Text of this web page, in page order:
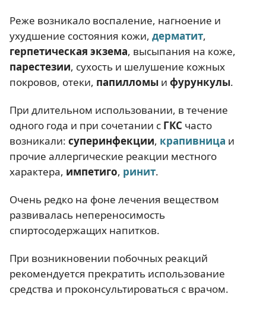
Реже возникало воспаление, нагноение и
ухудшение состояния кожи, дерматит,
герпетическая экзема, высыпания на коже,
парестезии, сухость и шелушение кожных
покровов, отеки, папилломы и фурункулы.
При длительном использовании, в течение
одного года и при сочетании с ГКС часто
возникали: суперинфекции, крапивница и
прочие аллергические реакции местного
характера, импетиго, ринит.
Очень редко на фоне лечения веществом
развивалась непереносимость
спиртосодержащих напитков.
При возникновении побочных реакций
рекомендуется прекратить использование
средства и проконсультироваться с врачом.